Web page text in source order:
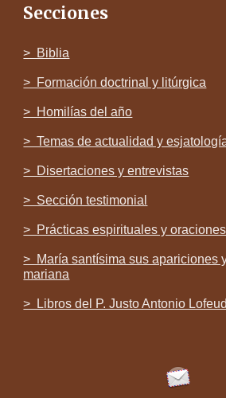
Secciones
> Biblia
> Formación doctrinal y litúrgica
> Homilías del año
> Temas de actualidad y
> Disertaciones y entrevistas
> Sección testimonial
> Prácticas espirituales y oraciones
> María santísima sus apariciones
mariana
> Libros del P. Justo Antonio